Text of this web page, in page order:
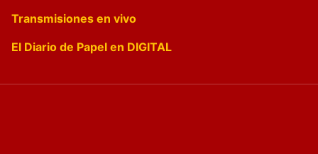
Transmisiones en vivo
El Diario de Papel en DIGITAL